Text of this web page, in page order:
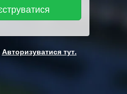
Авторизуватися тут.